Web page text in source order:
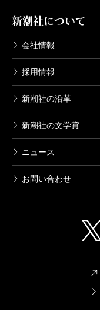
新潮社について
会社情報
採用情報
新潮社の沿革
新潮社の文学賞
ニュース
お問い合わせ